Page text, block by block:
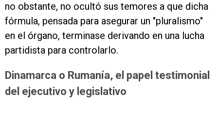
no obstante, no ocultó sus temores a que dicha
fórmula, pensada para asegurar un "pluralismo"
en el órgano, terminase derivando en una lucha
partidista para controlarlo.
Dinamarca o Rumanía, el papel testimonial
del ejecutivo y legislativo